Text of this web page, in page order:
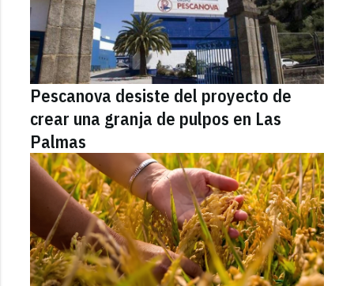
Pescanova desiste del proyecto de
crear una granja de pulpos en Las
Palmas